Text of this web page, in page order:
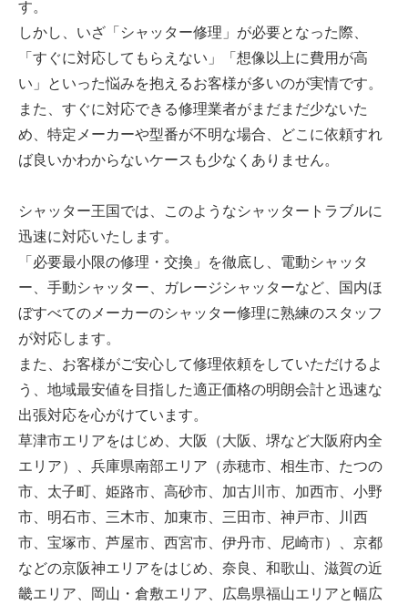
す。
しかし、いざ「シャッター修理」が必要となった際、
「すぐに対応してもらえない」「想像以上に費用が高
い」といった悩みを抱えるお客様が多いのが実情です。
また、すぐに対応できる修理業者がまだまだ少ないた
め、特定メーカーや型番が不明な場合、どこに依頼すれ
ば良いかわからないケースも少なくありません。
シャッター王国では、このようなシャッタートラブルに
迅速に対応いたします。
「必要最小限の修理・交換」を徹底し、電動シャッタ
ー、手動シャッター、ガレージシャッターなど、国内ほ
ぼすべてのメーカーのシャッター修理に熟練のスタッフ
が対応します。
また、お客様がご安心して修理依頼をしていただけるよ
う、地域最安値を目指した適正価格の明朗会計と迅速な
出張対応を心がけています。
草津市エリアをはじめ、大阪（大阪、堺など大阪府内全
エリア）、兵庫県南部エリア（赤穂市、相生市、たつの
市、太子町、姫路市、高砂市、加古川市、加西市、小野
市、明石市、三木市、加東市、三田市、神戸市、川西
市、宝塚市、芦屋市、西宮市、伊丹市、尼崎市）、京都
などの京阪神エリアをはじめ、奈良、和歌山、滋賀の近
畿エリア、岡山・倉敷エリア、広島県福山エリアと幅広